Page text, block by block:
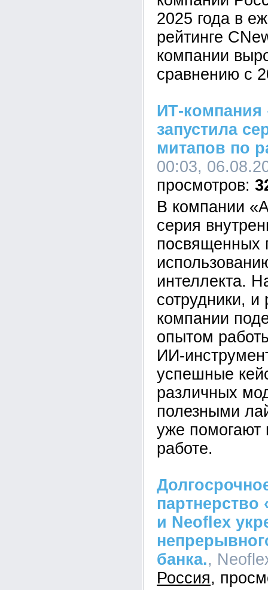
2025 года в
рейтинге
компании
сравнению с
ИТ-компания
запустила
митапов по
00:03,
В компании
серия
посвященных
интеллекта.
сотрудники, и
компании
опытом
ИИ-
успешные
различных
полезными
уже помогают
работе.
партнерство
и Neoflex
банка.,
Россия